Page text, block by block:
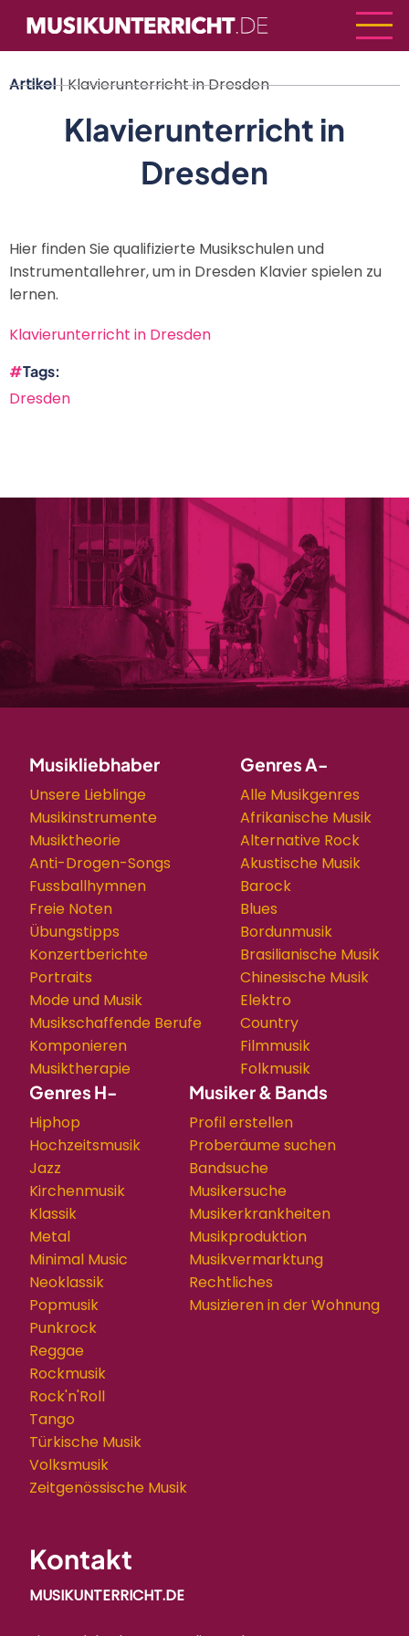
zum
Inhalt
Artikel| Klavierunterricht in Dresden
Klavierunterricht in
Dresden
Hier finden Sie qualifizierte Musikschulen und
Instrumentallehrer, um in Dresden Klavier spielen zu
lernen.
Klavierunterricht in Dresden
Tags
Dresden
Musikliebhaber
Unsere Lieblinge
Musikinstrumente
Musiktheorie
Anti-Drogen-Songs
Fussballhymnen
Freie Noten
Übungstipps
Konzertberichte
Portraits
Mode und Musik
Musikschaffende Berufe
Komponieren
Musiktherapie
Genres A-
Alle Musikgenres
Afrikanische Musik
Alternative Rock
Akustische Musik
Barock
Blues
Bordunmusik
Brasilianische Musik
Chinesische Musik
Elektro
Country
Filmmusik
Folkmusik
Genres H-
Hiphop
Hochzeitsmusik
Jazz
Kirchenmusik
Klassik
Metal
Minimal Music
Neoklassik
Popmusik
Punkrock
Reggae
Rockmusik
Rock'n'Roll
Tango
Türkische Musik
Volksmusik
Zeitgenössische Musik
Musiker & Bands
Profil erstellen
Proberäume suchen
Bandsuche
Musikersuche
Musikerkrankheiten
Musikproduktion
Musikvermarktung
Rechtliches
Musizieren in der Wohnung
Kontakt
MUSIKUNTERRICHT.DE